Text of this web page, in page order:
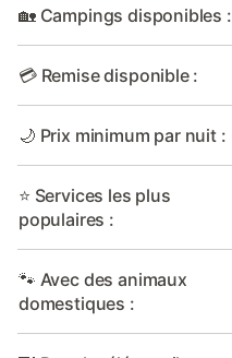
🏡 Campings disponibles :
💳 Remise disponible :
🌙 Prix minimum par nuit :
⭐ Services les plus
populaires :
🐾 Avec des animaux
domestiques :